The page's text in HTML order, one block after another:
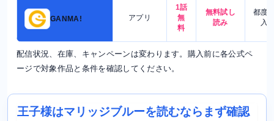
GANMA! アプリ
1話
無
料
無料試し
読み
都度
入
配信状況、在庫、キャンペーンは変わります。購入前に各公式ペ
ージで対象作品と条件を確認してください。
王子様はマリッジブルーを読むならまず確認